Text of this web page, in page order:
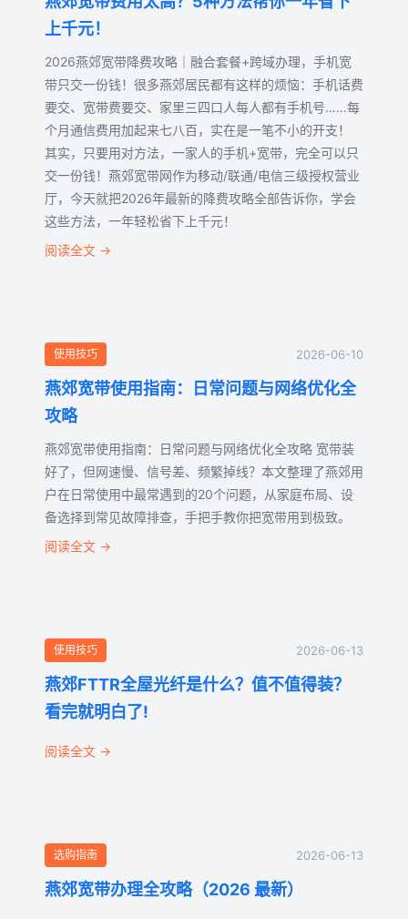
上千元！
2026燕郊宽带降费攻略｜融合套餐+跨域办理，手机宽
带只交一份钱！很多燕郊居民都有这样的烦恼：手机话费
要交、宽带费要交、家里三四口人每人都有手机号……每
个月通信费用加起来七八百，实在是一笔不小的开支！
其实，只要用对方法，一家人的手机+宽带，完全可以只
交一份钱！燕郊宽带网作为移动/联通/电信三级授权营业
厅，今天就把2026年最新的降费攻略全部告诉你，学会
这些方法，一年轻松省下上千元！
阅读全文 →
使用技巧 2026-06-10
燕郊宽带使用指南：日常问题与网络优化全
攻略
燕郊宽带使用指南：日常问题与网络优化全攻略 宽带装
好了，但网速慢、信号差、频繁掉线？本文整理了燕郊用
户在日常使用中最常遇到的20个问题，从家庭布局、设
备选择到常见故障排查，手把手教你把宽带用到极致。
阅读全文 →
使用技巧 2026-06-13
燕郊FTTR全屋光纤是什么？值不值得装？
看完就明白了!
阅读全文 →
选购指南 2026-06-13
燕郊宽带办理全攻略（2026 最新）